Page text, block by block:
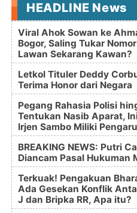
HEADLINE News
Viral Ahok Sowan ke
Bogor, Saling Tukar
Lawan Sekarang Kawan?
Letkol Tituler Deddy
Terima Honor dari Negara
Pegang Rahasia Polisi
Tentukan Nasib Aparat,
Irjen Sambo Miliki
BREAKING NEWS: Putri
Diancam Pasal Hukuman
Terkuak! Pengakuan
Ada Gesekan Konflik
J dan Bripka RR, Apa itu?